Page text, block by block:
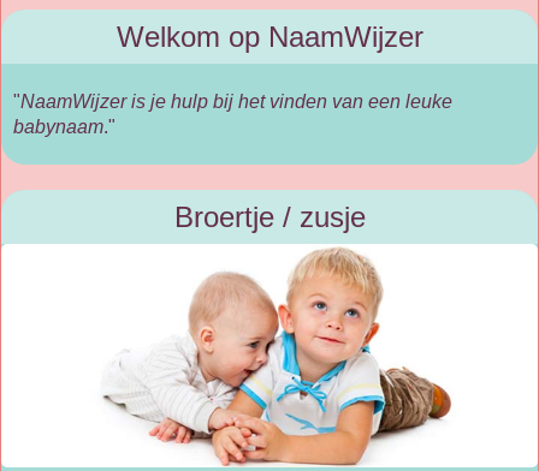
Welkom op NaamWijzer
"NaamWijzer is je hulp bij het vinden van een leuke
babynaam."
Broertje / zusje